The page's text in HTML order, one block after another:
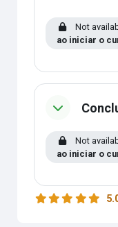
Not
ao iniciar o
Not
ao iniciar o